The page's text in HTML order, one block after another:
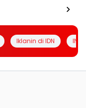
Iklanin di IDN